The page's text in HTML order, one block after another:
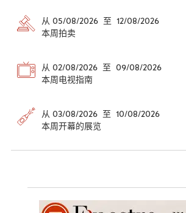
从 05/08/2026 至 12/08/2026
本周拍卖
从 02/08/2026 至 09/08/2026
本周电视指南
从 03/08/2026 至 10/08/2026
本周开幕的展览